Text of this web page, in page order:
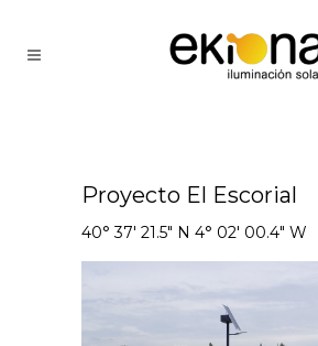
Proyecto El Escorial
40° 37' 21.5" N 4° 02' 00.4" W